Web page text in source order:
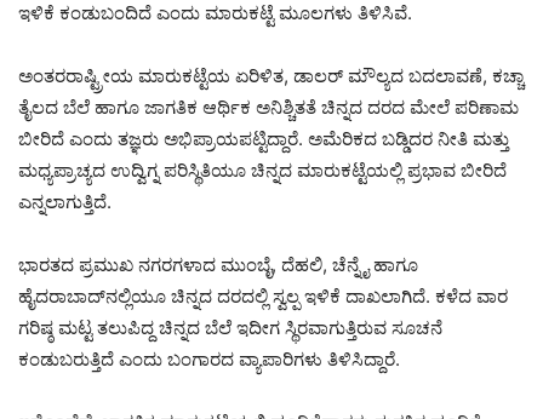
ಇಳಿಕೆ ಕಂಡುಬಂದಿದೆ ಎಂದು ಮಾರುಕಟ್ಟೆ ಮೂಲಗಳು ತಿಳಿಸಿವೆ.
ಅಂತರರಾಷ್ಟ್ರೀಯ ಮಾರುಕಟ್ಟೆಯ ಏರಿಳಿತ, ಡಾಲರ್ ಮೌಲ್ಯದ ಬದಲಾವಣೆ, ಕಚ್ಚಾ
ತೈಲದ ಬೆಲೆ ಹಾಗೂ ಜಾಗತಿಕ ಆರ್ಥಿಕ ಅನಿಶ್ಚಿತತೆ ಚಿನ್ನದ ದರದ ಮೇಲೆ ಪರಿಣಾಮ
ಬೀರಿದೆ ಎಂದು ತಜ್ಞರು ಅಭಿಪ್ರಾಯಪಟ್ಟಿದ್ದಾರೆ. ಅಮೆರಿಕದ ಬಡ್ಡಿದರ ನೀತಿ ಮತ್ತು
ಮಧ್ಯಪ್ರಾಚ್ಯದ ಉದ್ವಿಗ್ನ ಪರಿಸ್ಥಿತಿಯೂ ಚಿನ್ನದ ಮಾರುಕಟ್ಟೆಯಲ್ಲಿ ಪ್ರಭಾವ ಬೀರಿದೆ
ಎನ್ನಲಾಗುತ್ತಿದೆ.
ಭಾರತದ ಪ್ರಮುಖ ನಗರಗಳಾದ ಮುಂಬೈ, ದೆಹಲಿ, ಚೆನ್ನೈ ಹಾಗೂ
ಹೈದರಾಬಾದ್‌ನಲ್ಲಿಯೂ ಚಿನ್ನದ ದರದಲ್ಲಿ ಸ್ವಲ್ಪ ಇಳಿಕೆ ದಾಖಲಾಗಿದೆ. ಕಳೆದ ವಾರ
ಗರಿಷ್ಠ ಮಟ್ಟ ತಲುಪಿದ್ದ ಚಿನ್ನದ ಬೆಲೆ ಇದೀಗ ಸ್ಥಿರವಾಗುತ್ತಿರುವ ಸೂಚನೆ
ಕಂಡುಬರುತ್ತಿದೆ ಎಂದು ಬಂಗಾರದ ವ್ಯಾಪಾರಿಗಳು ತಿಳಿಸಿದ್ದಾರೆ.